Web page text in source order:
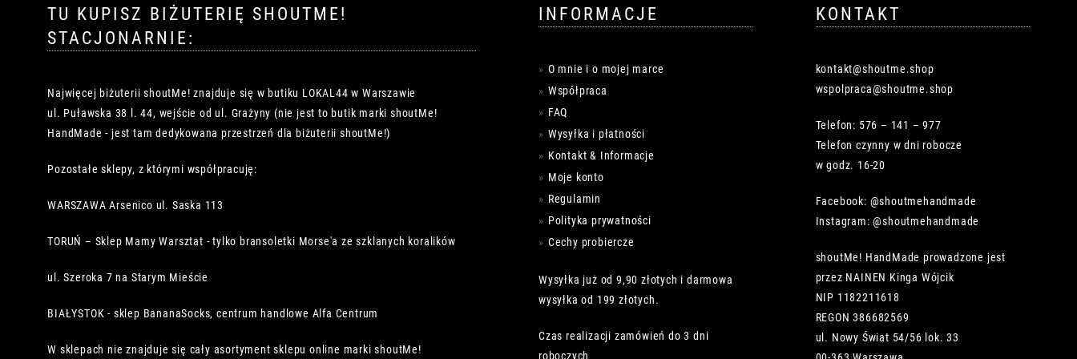
TU KUPISZ BIŻUTERIĘ SHOUTME!
STACJONARNIE:
Najwięcej biżuterii shoutMe! znajduje się w butiku LOKAL44 w Warszawie
ul. Puławska 38 l. 44, wejście od ul. Grażyny (nie jest to butik marki shoutMe!
HandMade - jest tam dedykowana przestrzeń dla biżuterii shoutMe!)
Pozostałe sklepy, z którymi współpracuję:
WARSZAWA Arsenico ul. Saska 113
TORUŃ – Sklep Mamy Warsztat - tylko bransoletki Morse'a ze szklanych koralików
ul. Szeroka 7 na Starym Mieście
BIAŁYSTOK - sklep BananaSocks, centrum handlowe Alfa Centrum
W sklepach nie znajduje się cały asortyment sklepu online marki shoutMe!
INFORMACJE
O mnie i o mojej marce
Współpraca
FAQ
Wysyłka i płatności
Kontakt & Informacje
Moje konto
Regulamin
Polityka prywatności
Cechy probiercze
Wysyłka już od 9,90 złotych i darmowa
wysyłka od 199 złotych.
Czas realizacji zamówień do 3 dni
roboczych
KONTAKT
kontakt@shoutme.shop
wspolpraca@shoutme.shop
Telefon: 576 – 141 – 977
Telefon czynny w dni robocze
w godz. 16-20
Facebook: @shoutmehandmade
Instagram: @shoutmehandmade
shoutMe! HandMade prowadzone jest
przez NAINEN Kinga Wójcik
NIP 1182211618
REGON 386682569
ul. Nowy Świat 54/56 lok. 33